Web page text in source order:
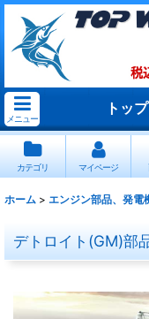
メニュー
トッ
カテゴリ マイページ
ホーム > エンジン部品、発電
デトロイト(GM)部